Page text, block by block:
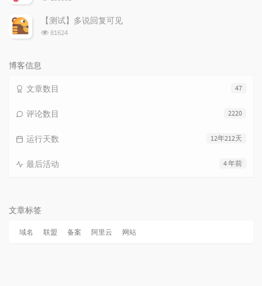
次
数:
【测试】多说回复可见
浏
81624
博客信息
47
文章数目
2220
评论数目
12年212天
运行天数
4 年前
最后活动
文章标签
域名 联盟 备案 阿里云 网站